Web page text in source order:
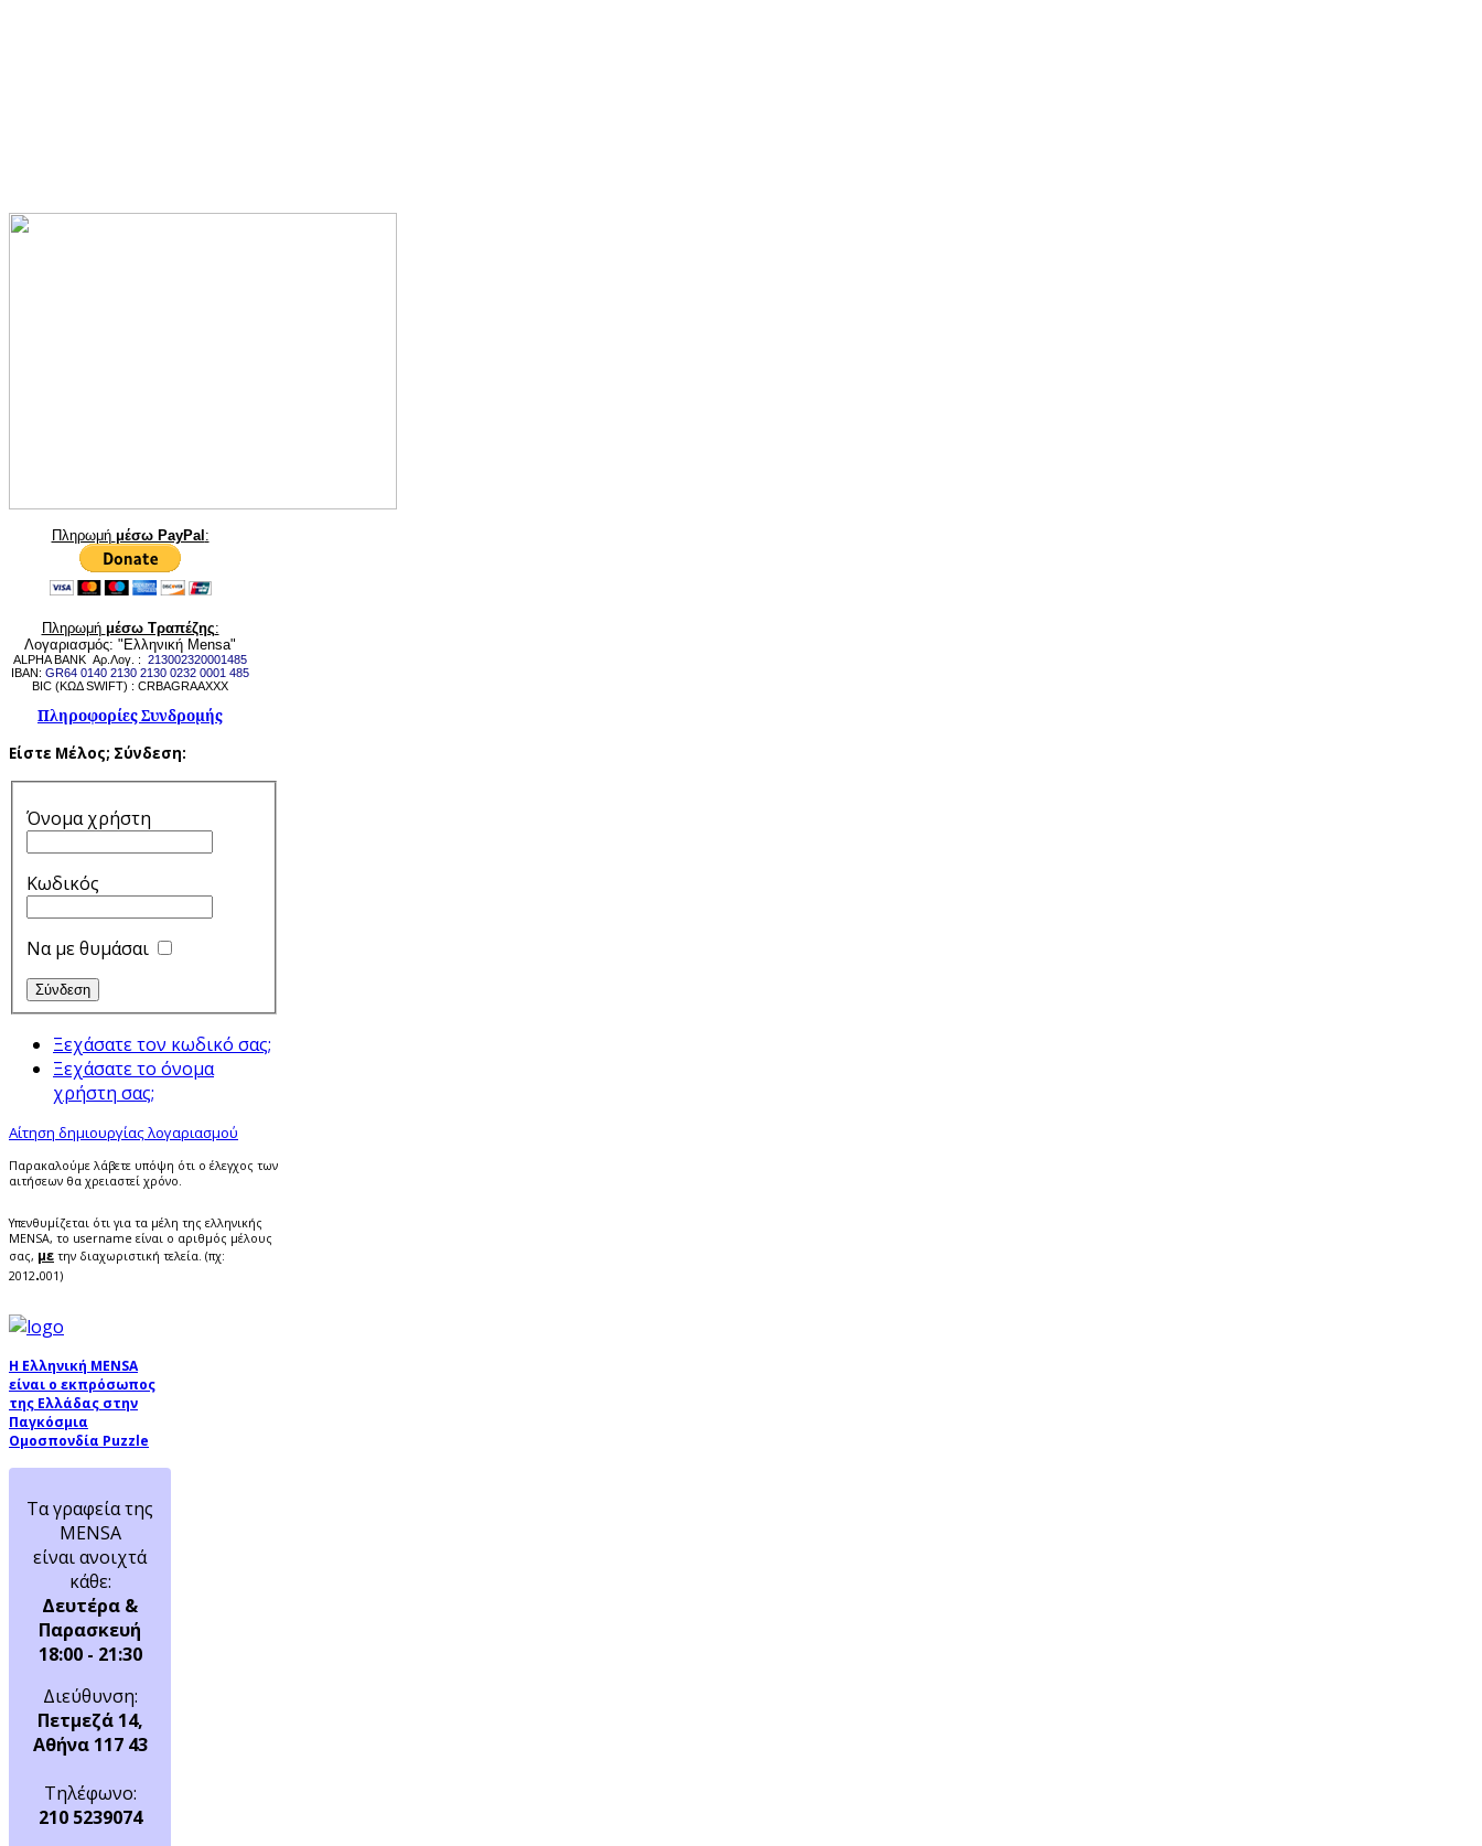
Πληρωμή μέσω PayPal:
Πληρωμή μέσω Τραπέζης:
Λογαριασμός: "Ελληνική Mensa"
ALPHA BANK Αρ.Λογ. : 213002320001485
IBAN: GR64 0140 2130 2130 0232 0001 485
BIC (ΚΩΔ SWIFT) : CRBAGRAAXXX
Πληροφορίες Συνδρομής
Είστε Μέλος; Σύνδεση:
Όνομα χρήστη
Κωδικός
Να με θυμάσαι
Ξεχάσατε τον κωδικό σας;
Ξεχάσατε το όνομα
χρήστη σας;
Αίτηση δημιουργίας λογαριασμού
Παρακαλούμε λάβετε υπόψη ότι ο έλεγχος των
αιτήσεων θα χρειαστεί χρόνο.
Υπενθυμίζεται ότι για τα μέλη της ελληνικής
MENSA, το username είναι ο αριθμός μέλους
σας, με την διαχωριστική τελεία. (πχ:
2012.001)
Η Ελληνική MENSA
είναι ο εκπρόσωπος
της Ελλάδας στην
Παγκόσμια
Ομοσπονδία Puzzle
Τα γραφεία της
MENSA
είναι ανοιχτά
κάθε:
Δευτέρα &
Παρασκευή
18:00 - 21:30
Διεύθυνση:
Πετμεζά 14,
Αθήνα 117 43
Τηλέφωνο:
210 5239074